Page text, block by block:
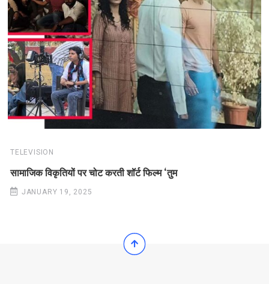
TELEVISION
सामाजिक विकृतियों पर चोट करती शॉर्ट फिल्म ‘तुम
JANUARY 19, 2025